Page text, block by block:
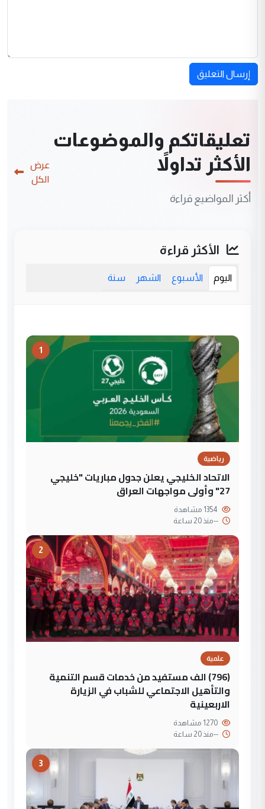
إرسال التعليق
تعليقاتكم والموضوعات
الأكثر تداولاً
أكثر المواضيع قراءة
عرض
الكل
الأكثر قراءة
اليوم الأسبوع الشهر سنة
1
رياضية
الاتحاد الخليجي يعلن جدول مباريات "خليجي
27" وأولى مواجهات العراق
--منذ 20 ساعة
2
علمية
(796) الف مستفيد من خدمات قسم التنمية
والتأهيل الاجتماعي للشباب في الزيارة
الاربعينية
--منذ 20 ساعة
3